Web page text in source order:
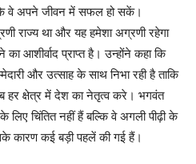
वे अपने जीवन में सफल हो सकें।
राज्य था और यह हमेशा अग्रणी रहेगा
आशीर्वाद प्राप्त है। उन्होंने कहा कि
और उत्साह के साथ निभा रही है ताकि
हर क्षेत्र में देश का नेतृत्व करे। भगवंत
चिंतित नहीं हैं बल्कि वे अगली पीढ़ी के
कारण कई बड़ी पहलें की गई हैं।